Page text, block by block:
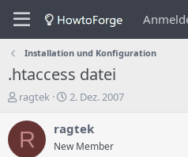
Installation und Konfiguration
.htaccess datei
E
s
e
ragtek
E
s
t
e
2. Dez. 2007
R ragtek
New Member